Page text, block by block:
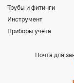
Трубы и фитинги
Инструмент
Приборы учета
Почта для